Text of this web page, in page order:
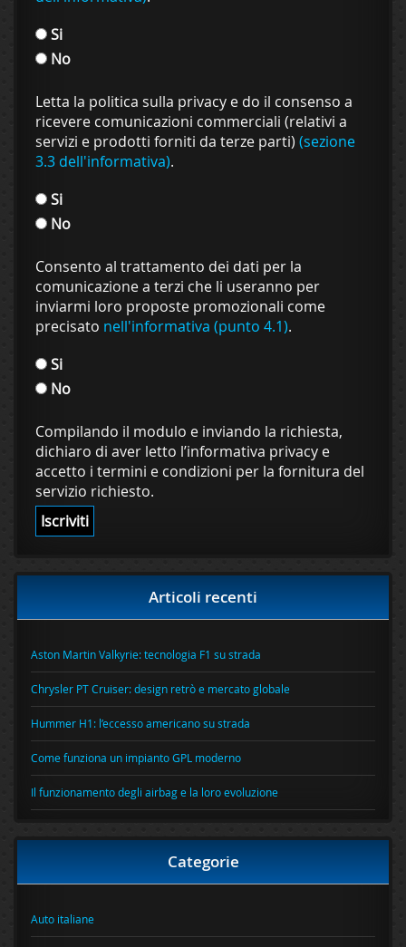
Si
No
Letta la politica sulla privacy e do il consenso a
ricevere comunicazioni commerciali (relativi a
servizi e prodotti forniti da terze parti) (sezione
3.3 dell'informativa).
Si
No
Consento al trattamento dei dati per la
comunicazione a terzi che li useranno per
inviarmi loro proposte promozionali come
precisato nell'informativa (punto 4.1).
Si
No
Compilando il modulo e inviando la richiesta,
dichiaro di aver letto l’informativa privacy e
accetto i termini e condizioni per la fornitura del
servizio richiesto.
Articoli recenti
Aston Martin Valkyrie: tecnologia F1 su strada
Chrysler PT Cruiser: design retrò e mercato globale
Hummer H1: l’eccesso americano su strada
Come funziona un impianto GPL moderno
Il funzionamento degli airbag e la loro evoluzione
Categorie
Auto italiane